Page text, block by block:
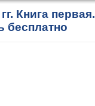
Книга первая.
бесплатно